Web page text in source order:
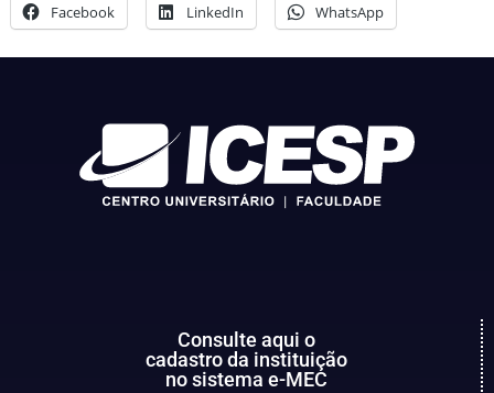
Facebook LinkedIn WhatsApp
Consulte aqui o
cadastro da instituição
no sistema e-MEC